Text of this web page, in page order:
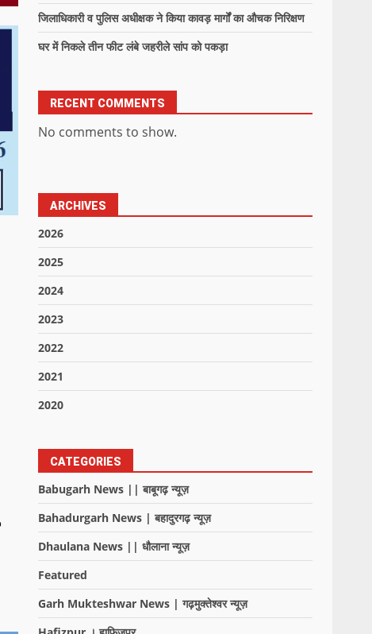
जिलाधिकारी व पुलिस अधीक्षक ने किया कावड़ मार्गों का औचक निरिक्षण
घर में निकले तीन फीट लंबे जहरीले सांप को पकड़ा
RECENT COMMENTS
No comments to show.
ARCHIVES
2026
2025
2024
2023
2022
2021
2020
CATEGORIES
Babugarh News || बाबूगढ़ न्यूज़
Bahadurgarh News | बहादुरगढ़ न्यूज़
Dhaulana News || धौलाना न्यूज़
Featured
Garh Mukteshwar News | गढ़मुक्तेश्वर न्यूज़